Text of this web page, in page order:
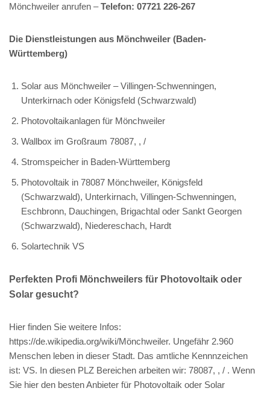
Mönchweiler anrufen –Telefon: 07721 226-267
Die Dienstleistungen aus Mönchweiler (Baden-
Württemberg)
Solar aus Mönchweiler – Villingen-Schwenningen,
Unterkirnach oder Königsfeld (Schwarzwald)
Photovoltaikanlagen für Mönchweiler
Wallbox im Großraum 78087, , /
Stromspeicher in Baden-Württemberg
Photovoltaik in 78087 Mönchweiler, Königsfeld
(Schwarzwald), Unterkirnach, Villingen-Schwenningen,
Eschbronn, Dauchingen, Brigachtal oder Sankt Georgen
(Schwarzwald), Niedereschach, Hardt
Solartechnik VS
Perfekten Profi Mönchweilers für Photovoltaik oder
Solar gesucht?
Hier finden Sie weitere Infos:
https://de.wikipedia.org/wiki/Mönchweiler. Ungefähr 2.960
Menschen leben in dieser Stadt. Das amtliche Kennnzeichen
ist: VS. In diesen PLZ Bereichen arbeiten wir: 78087, , / . Wenn
Sie hier den besten Anbieter für Photovoltaik oder Solar